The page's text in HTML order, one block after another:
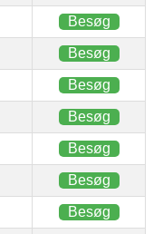
Besøg
Besøg
Besøg
Besøg
Besøg
Besøg
Besøg